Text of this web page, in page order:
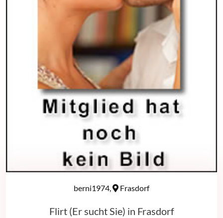
berni1974, Frasdorf
Flirt (Er sucht Sie) in Frasdorf